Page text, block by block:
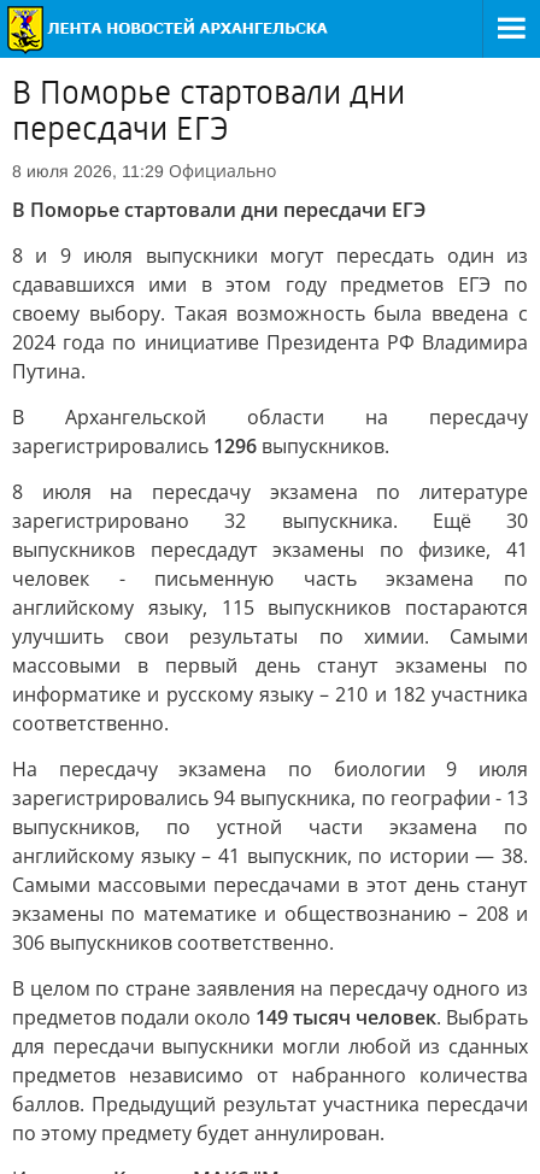
В Поморье стартовали дни
пересдачи ЕГЭ
8 июля 2026, 11:29 Официально
В Поморье стартовали дни пересдачи ЕГЭ
8 и 9 июля выпускники могут пересдать один из
сдававшихся ими в этом году предметов ЕГЭ по
своему выбору. Такая возможность была введена с
2024 года по инициативе Президента РФ Владимира
Путина.
В Архангельской области на пересдачу
зарегистрировались 1296 выпускников.
8 июля на пересдачу экзамена по литературе
зарегистрировано 32 выпускника. Ещё 30
выпускников пересдадут экзамены по физике, 41
человек - письменную часть экзамена по
английскому языку, 115 выпускников постараются
улучшить свои результаты по химии. Самыми
массовыми в первый день станут экзамены по
информатике и русскому языку – 210 и 182 участника
соответственно.
На пересдачу экзамена по биологии 9 июля
зарегистрировались 94 выпускника, по географии - 13
выпускников, по устной части экзамена по
английскому языку – 41 выпускник, по истории — 38.
Самыми массовыми пересдачами в этот день станут
экзамены по математике и обществознанию – 208 и
306 выпускников соответственно.
В целом по стране заявления на пересдачу одного из
предметов подали около 149 тысяч человек. Выбрать
для пересдачи выпускники могли любой из сданных
предметов независимо от набранного количества
баллов. Предыдущий результат участника пересдачи
по этому предмету будет аннулирован.